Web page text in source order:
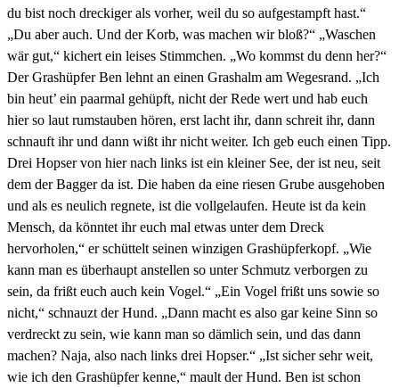
du bist noch dreckiger als vorher, weil du so aufgestampft hast.“
„Du aber auch. Und der Korb, was machen wir bloß?“ „Waschen
wär gut,“ kichert ein leises Stimmchen. „Wo kommst du denn her?“
Der Grashüpfer Ben lehnt an einen Grashalm am Wegesrand. „Ich
bin heut’ ein paarmal gehüpft, nicht der Rede wert und hab euch
hier so laut rumstauben hören, erst lacht ihr, dann schreit ihr, dann
schnauft ihr und dann wißt ihr nicht weiter. Ich geb euch einen Tipp.
Drei Hopser von hier nach links ist ein kleiner See, der ist neu, seit
dem der Bagger da ist. Die haben da eine riesen Grube ausgehoben
und als es neulich regnete, ist die vollgelaufen. Heute ist da kein
Mensch, da könntet ihr euch mal etwas unter dem Dreck
hervorholen,“ er schüttelt seinen winzigen Grashüpferkopf. „Wie
kann man es überhaupt anstellen so unter Schmutz verborgen zu
sein, da frißt euch auch kein Vogel.“ „Ein Vogel frißt uns sowie so
nicht,“ schnauzt der Hund. „Dann macht es also gar keine Sinn so
verdreckt zu sein, wie kann man so dämlich sein, und das dann
machen? Naja, also nach links drei Hopser.“ „Ist sicher sehr weit,
wie ich den Grashüpfer kenne,“ mault der Hund. Ben ist schon